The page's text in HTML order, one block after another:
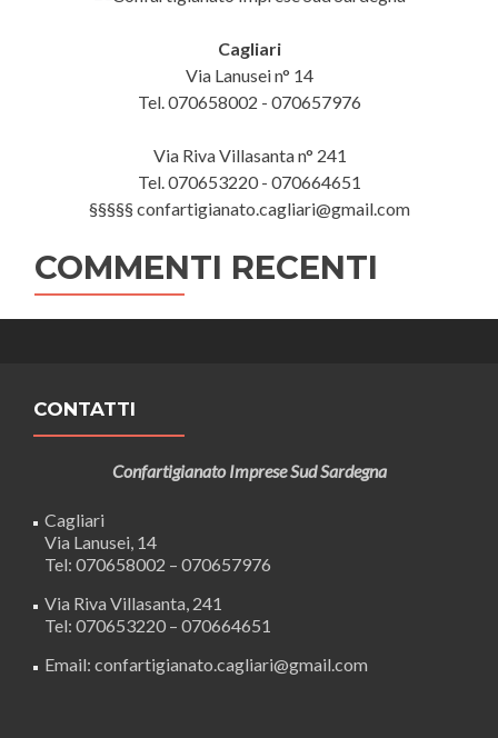
Cagliari
Via Lanusei n° 14
Tel. 070658002 - 070657976
Via Riva Villasanta n° 241
Tel. 070653220 - 070664651
§§§§§ confartigianato.cagliari@gmail.com
COMMENTI RECENTI
CONTATTI
Confartigianato Imprese Sud Sardegna
Cagliari
Via Lanusei, 14
Tel: 070658002 – 070657976
Via Riva Villasanta, 241
Tel: 070653220 – 070664651
Email: confartigianato.cagliari@gmail.com